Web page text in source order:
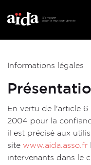
au
contenu
Informations légales
En vertu de l'article 6
2004 pour la
il est précisé aux
site www.aida.asso.fr
intervenants dans le